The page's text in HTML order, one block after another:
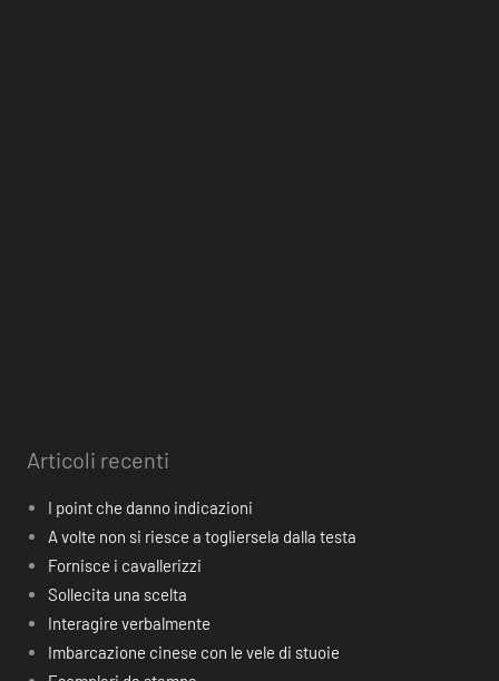
Articoli recenti
I point che danno indicazioni
A volte non si riesce a togliersela dalla testa
Fornisce i cavallerizzi
Sollecita una scelta
Interagire verbalmente
Imbarcazione cinese con le vele di stuoie